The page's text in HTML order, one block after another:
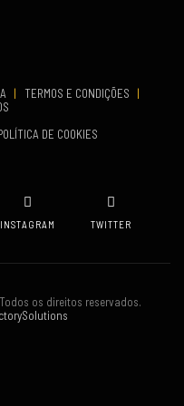
| TERMOS E CONDIÇÕES
|
DE COOKIES
INSTAGRAM TWITTER
os direitos reservados.